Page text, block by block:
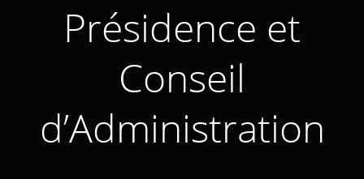
Présidence et
Conseil
d’Administration